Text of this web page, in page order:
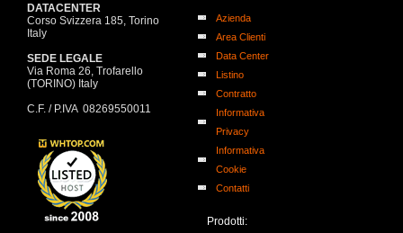
DATACENTER
Corso Svizzera 185, Torino
Italy
SEDE LEGALE
Via Roma 26, Trofarello
(TORINO) Italy
C.F. / P.IVA 08269550011
Azienda
Area Clienti
Data Center
Listino
Contratto
Informativa
Privacy
Informativa
Cookie
Contatti
Prodotti: